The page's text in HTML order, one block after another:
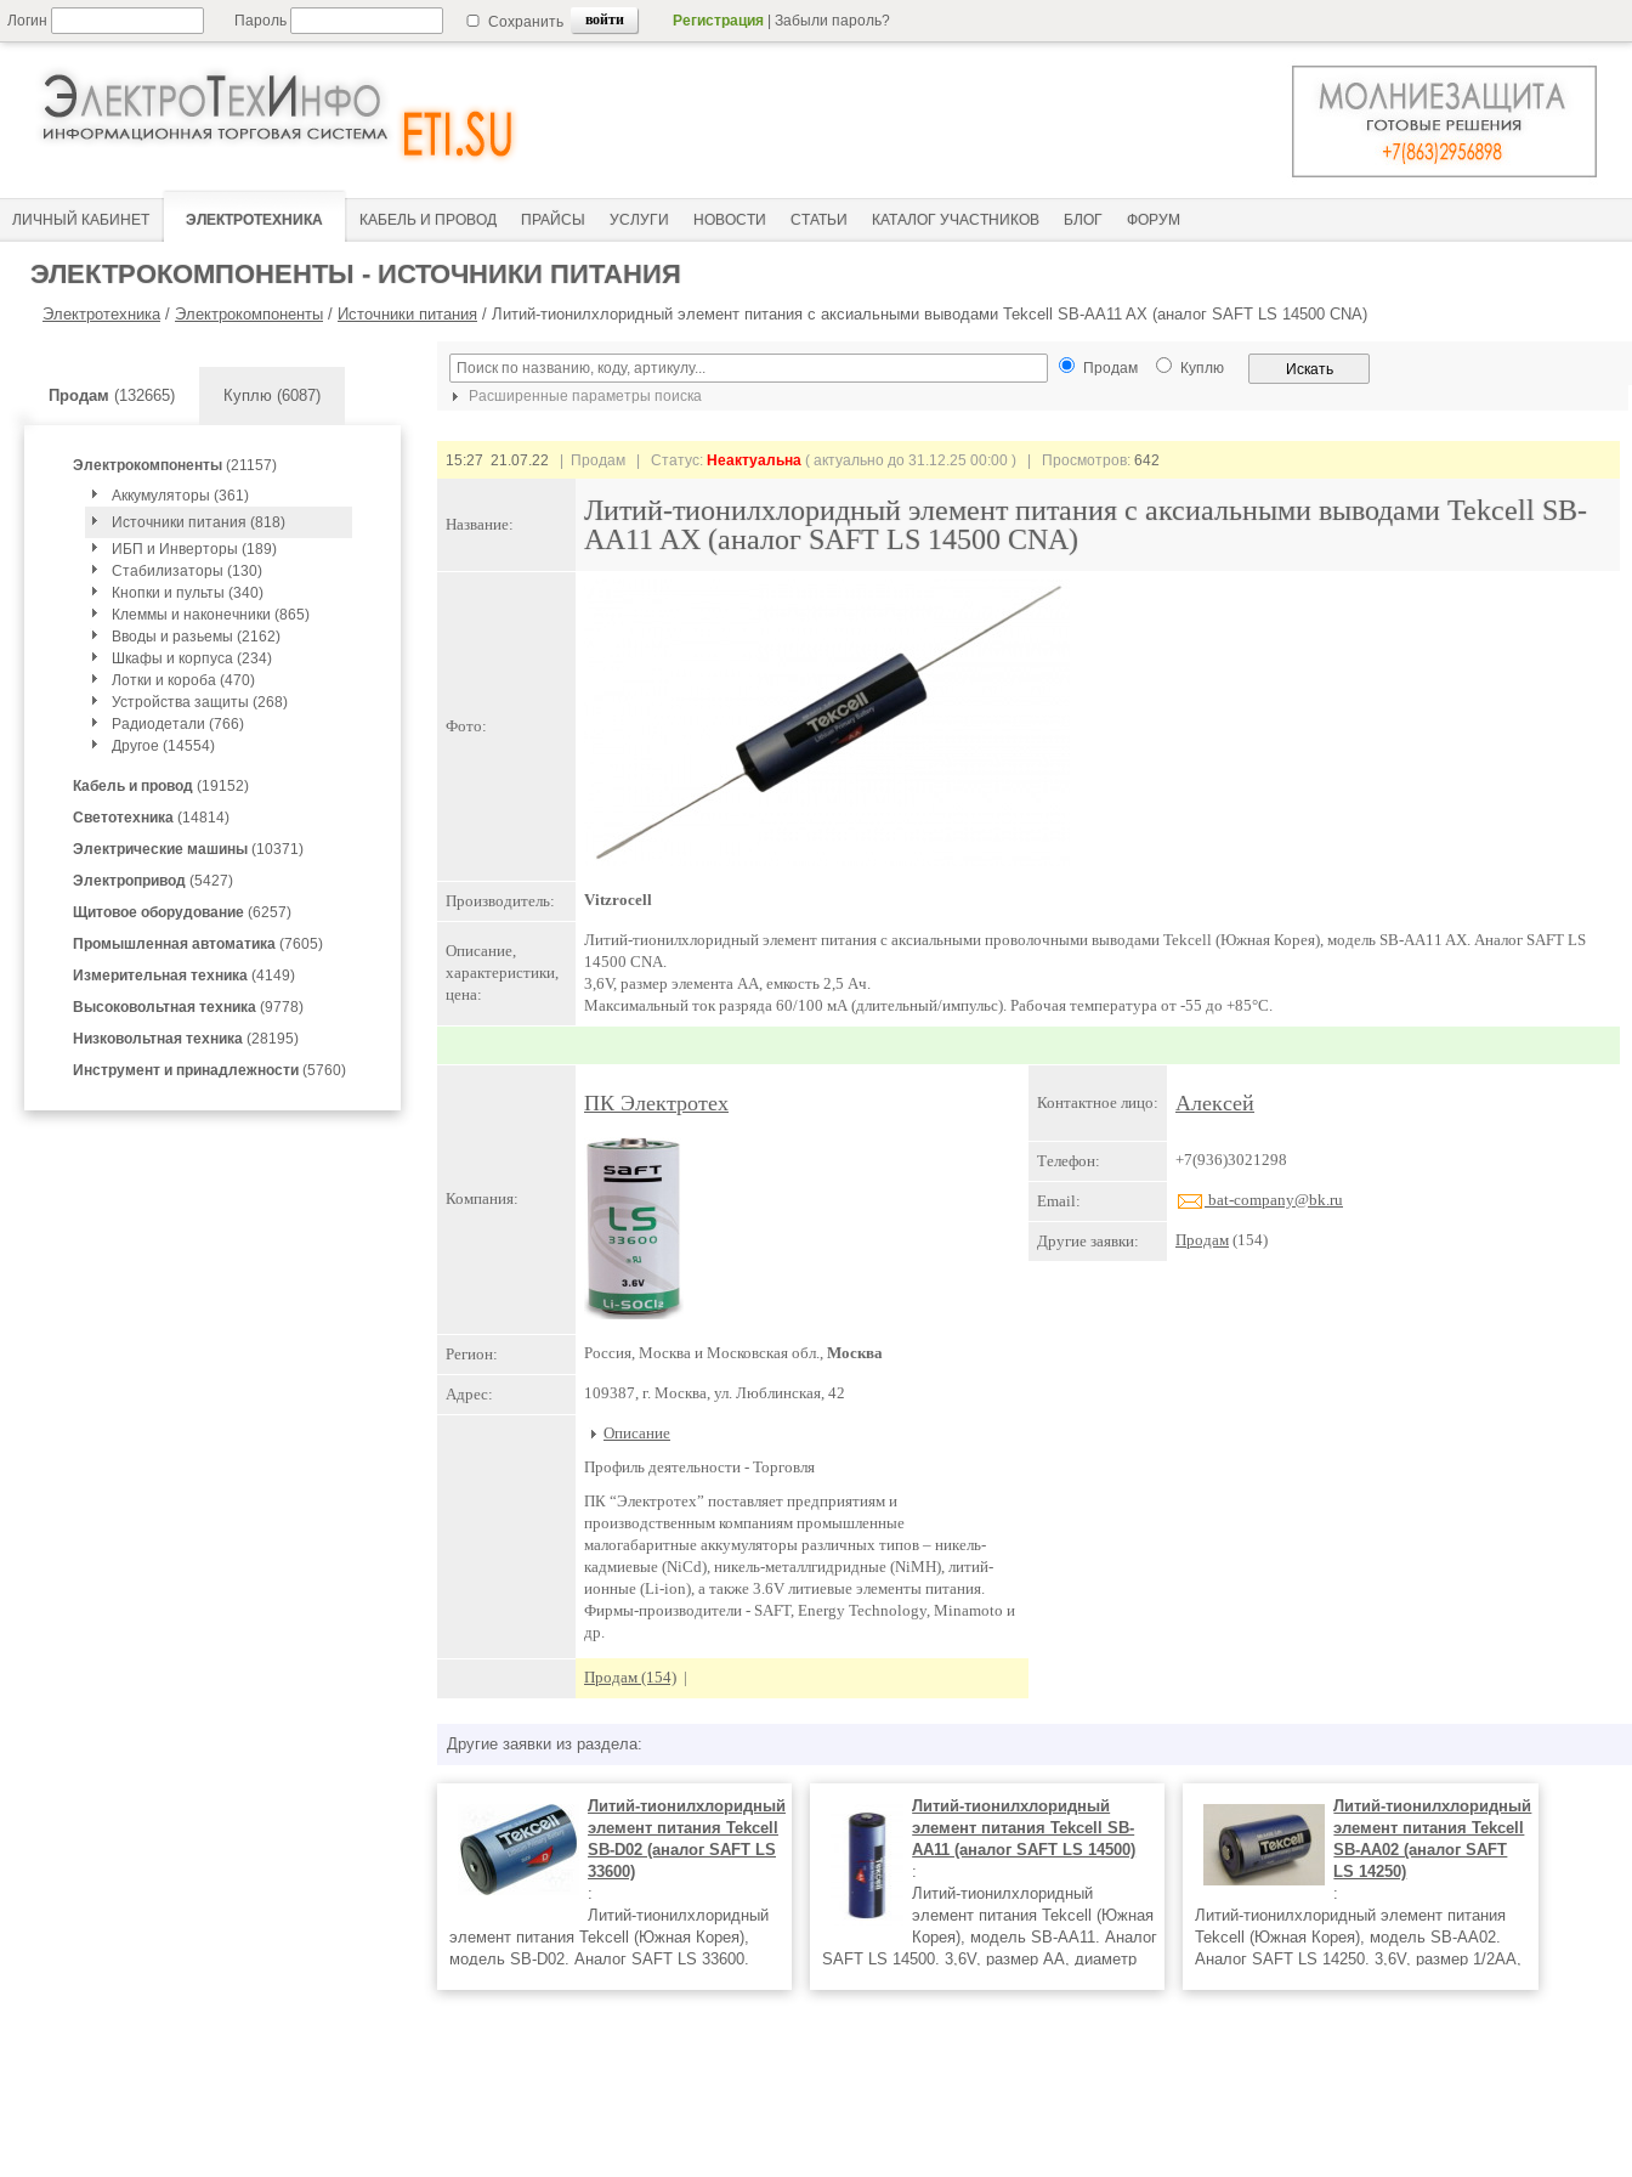
Логин Пароль Сохранить Регистрация Забыли пароль?
ЛИЧНЫЙ КАБИНЕТ ЭЛЕКТРОТЕХНИКА КАБЕЛЬ И ПРОВОД ПРАЙСЫ УСЛУГИ НОВОСТИ СТАТЬИ КАТАЛОГ УЧАСТНИКОВ БЛОГ ФОРУМ
ЭЛЕКТРОКОМПОНЕНТЫ - ИСТОЧНИКИ ПИТАНИЯ
Электротехника/ Электрокомпоненты / Источники питания / Литий-тионилхлоридный элемент питания с аксиальными выводами Tekcell SB-AA11 AX (аналог SAFT LS 14500 CNA)
Продам (132665) Куплю (6087)
Электрокомпоненты (21157)
Аккумуляторы (361)
Источники питания (818)
ИБП и Инверторы (189)
Стабилизаторы (130)
Кнопки и пульты (340)
Клеммы и наконечники (865)
Вводы и разьемы (2162)
Шкафы и корпуса (234)
Лотки и короба (470)
Устройства защиты (268)
Радиодетали (766)
Другое (14554)
Кабель и провод (19152)
Светотехника (14814)
Электрические машины (10371)
Электропривод (5427)
Щитовое оборудование (6257)
Промышленная автоматика (7605)
Измерительная техника (4149)
Высоковольтная техника (9778)
Низковольтная техника (28195)
Инструмент и принадлежности (5760)
Продам
Куплю
Расширенные параметры поиска
15:27 21.07.22 | Продам | Статус: Неактуальна ( актуально до 31.12.25 00:00 ) | Просмотров: 642
Название:
Литий-тионилхлоридный элемент питания с аксиальными выводами Tekcell SB-
AA11 AX (аналог SAFT LS 14500 CNA)
Фото:
Производитель: Vitzrocell
Описание,
характеристики,
цена:
Литий-тионилхлоридный элемент питания с аксиальными проволочными выводами Tekcell (Южная Корея), модель SB-AA11 AX. Аналог SAFT LS
14500 CNA.
3,6V, размер элемента AA, емкость 2,5 Ач.
Максимальный ток разряда 60/100 мА (длительный/импульс). Рабочая температура от -55 до +85°C.
Компания:
ПК Электротех
Регион: Россия, Москва и Московская обл., Москва
Адрес: 109387, г. Москва, ул. Люблинская, 42
Описание
Профиль деятельности - Торговля
ПК “Электротех” поставляет предприятиям и
производственным компаниям промышленные
малогабаритные аккумуляторы различных типов – никель-
кадмиевые (NiCd), никель-металлгидридные (NiMH), литий-
ионные (Li-ion), а также 3.6V литиевые элементы питания.
Фирмы-производители - SAFT, Energy Technology, Minamoto и
др.
Продам (154) |
Контактное лицо: Алексей
Телефон: +7(936)3021298
Email: bat-company@bk.ru
Другие заявки: Продам (154)
Другие заявки из раздела:
Литий-тионилхлоридный
элемент питания Tekcell
SB-D02 (аналог SAFT LS
33600)
:
Литий-тионилхлоридный
элемент питания Tekcell (Южная Корея),
модель SB-D02. Аналог SAFT LS 33600.
Литий-тионилхлоридный
элемент питания Tekcell SB-
AA11 (аналог SAFT LS 14500)
:
Литий-тионилхлоридный
элемент питания Tekcell (Южная
Корея), модель SB-AA11. Аналог
SAFT LS 14500. 3,6V, размер AA, диаметр
Литий-тионилхлоридный
элемент питания Tekcell
SB-AA02 (аналог SAFT
LS 14250)
:
Литий-тионилхлоридный элемент питания
Tekcell (Южная Корея), модель SB-AA02.
Аналог SAFT LS 14250. 3,6V, размер 1/2AA,